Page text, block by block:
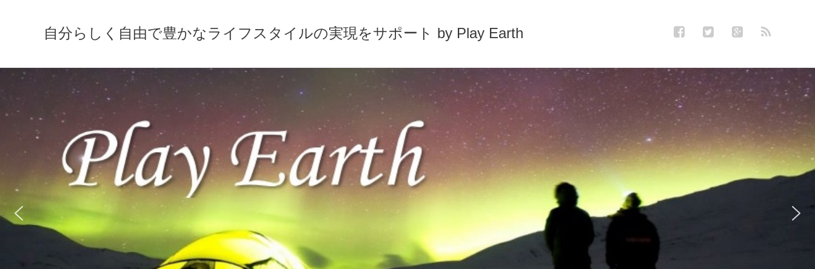
自分らしく自由で豊かなライフスタイルの実現をサポート by Play Earth